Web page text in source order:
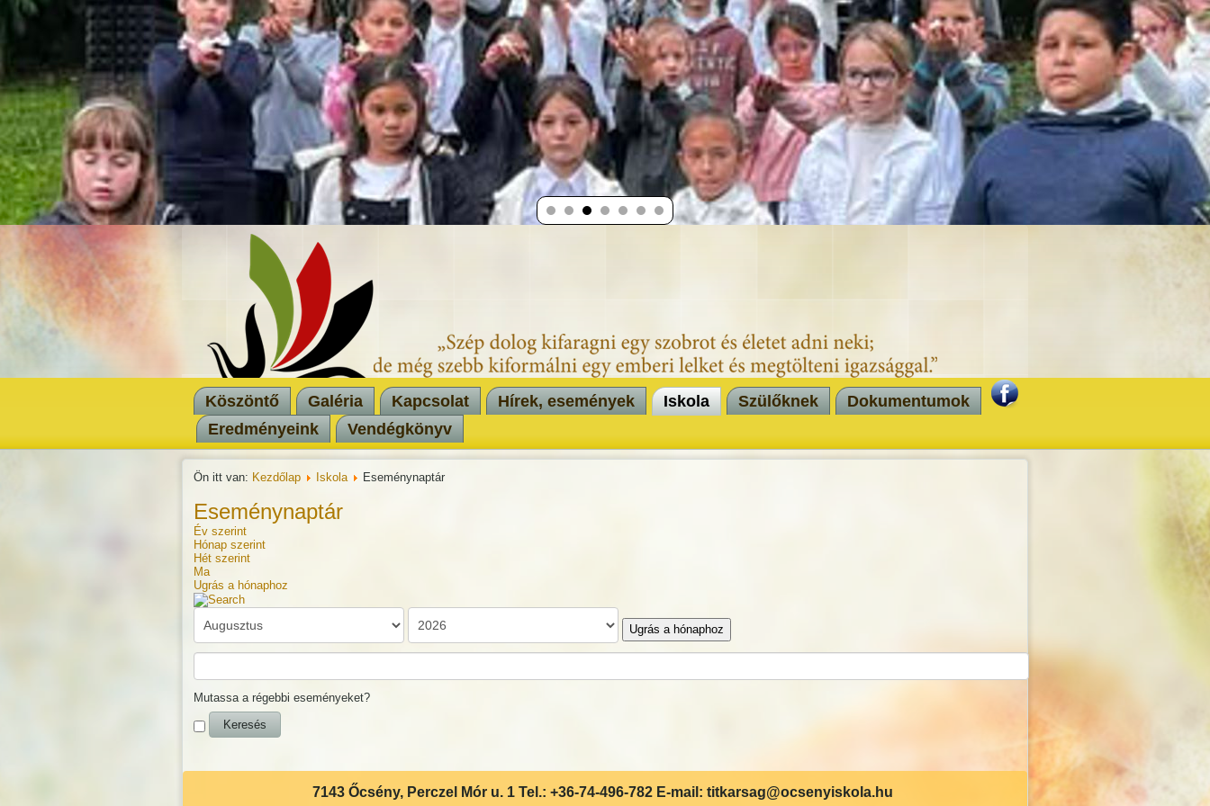
Köszöntő Galéria Kapcsolat Hírek, események Iskola Szülőknek
Dokumentumok
Eredményeink
Vendégkönyv
Ön itt van: Kezdőlap Iskola Eseménynaptár
Eseménynaptár
Év szerint
Hónap szerint
Hét szerint
Ma
Ugrás a hónaphoz
Ugrás a hónaphoz
Mutassa a régebbi eseményeket?
7143 Őcsény, Perczel Mór u. 1 Tel.: +36-74-496-782 E-mail: titkarsag@ocsenyiskola.hu